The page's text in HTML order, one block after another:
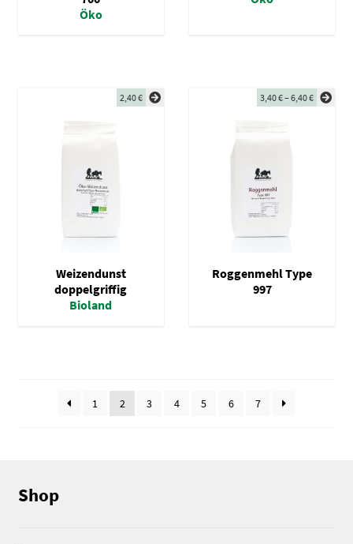
Öko
2,40€
Weizendunst
doppelgriffig
Bioland
3,40€–6,40€
Roggenmehl Type
997
1 2 3 4 5 6 7
Shop